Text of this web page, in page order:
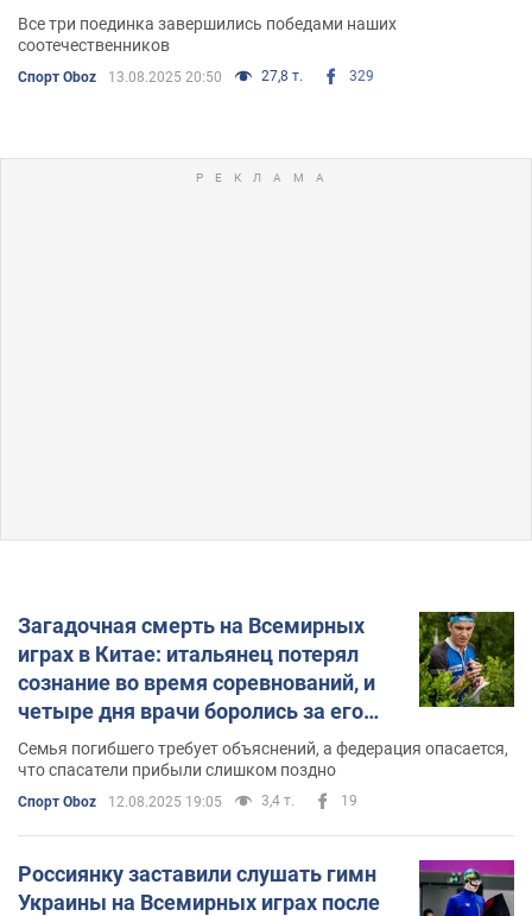
Все три поединка завершились победами наших
соотечественников
Спорт Oboz 13.08.2025 20:50 27,8 т. 329
Загадочная смерть на Всемирных
играх в Китае: итальянец потерял
сознание во время соревнований, и
четыре дня врачи боролись за его
жизнь
Семья погибшего требует объяснений, а федерация опасается,
что спасатели прибыли слишком поздно
Спорт Oboz 12.08.2025 19:05 3,4 т. 19
Россиянку заставили слушать гимн
Украины на Всемирных играх после